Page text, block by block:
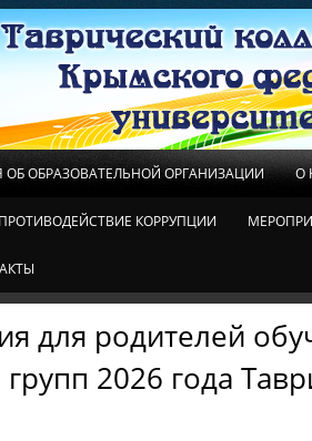
ОБ ОБРАЗОВАТЕЛЬНОЙ ОРГАНИЗАЦИИ О
ПРОТИВОДЕЙСТВИЕ КОРРУПЦИИ
для родителей
2026 года